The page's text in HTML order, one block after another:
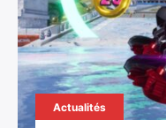
Actualités